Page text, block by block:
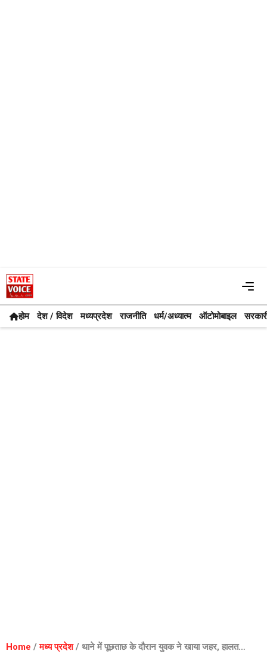
Skip
to
content
होम देश / विदेश मध्यप्रदेश राजनीति धर्म/अध्यात्म ऑटोमोबाइल
Home /मध्य प्रदेश/ थाने में पूछताछ के दौरान युवक ने खाया जहर, हालत